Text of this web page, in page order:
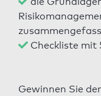
Checkliste mit
Gewinnen Sie